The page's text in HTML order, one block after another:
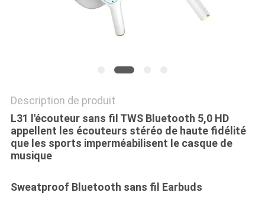
Description de produit
L31 l'écouteur sans fil TWS Bluetooth 5,0 HD
appellent les écouteurs stéréo de haute fidélité
que les sports imperméabilisent le casque de
musique
Sweatproof Bluetooth sans fil Earbuds